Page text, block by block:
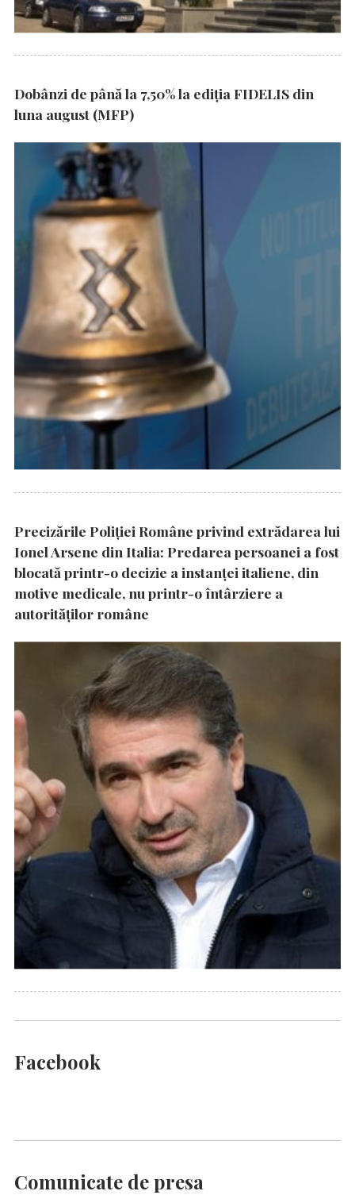
Dobânzi de până la 7,50% la ediția FIDELIS din
luna august (MFP)
Precizările Poliţiei Române privind extrădarea lui
Ionel Arsene din Italia: Predarea persoanei a fost
blocată printr-o decizie a instanţei italiene, din
motive medicale, nu printr-o întârziere a
autorităţilor române
Facebook
Comunicate de presa